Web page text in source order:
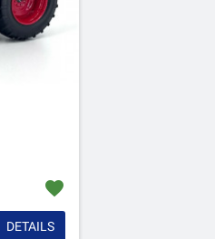
favorite
DETAILS